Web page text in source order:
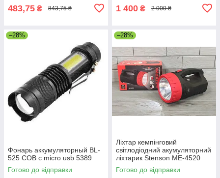
483,75 ₴ 843,75 ₴ 1 400 ₴ 2 000 ₴
–28%
Фонарь аккумуляторный BL-
525 COB с micro usb 5389
Готово до відправки
–28%
Ліхтар кемпінговий
світлодіодний акумуляторний
ліхтарик Stenson ME-4520
5W кемпінгова лампа на
акумуляторі
Готово до відправки